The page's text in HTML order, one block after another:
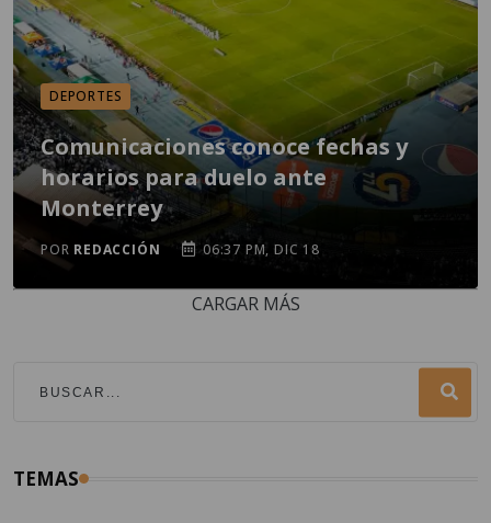
DEPORTES
Comunicaciones conoce fechas y
horarios para duelo ante
Monterrey
POR REDACCIÓN 06:37 PM, DIC 18
CARGAR MÁS
TEMAS